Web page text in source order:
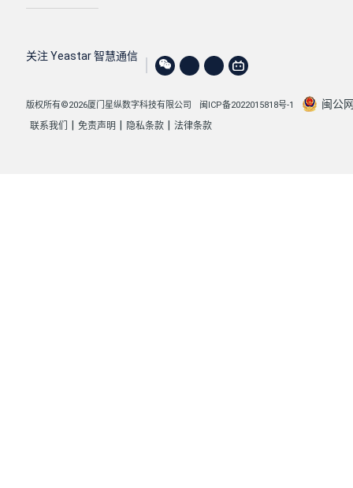
关注 Yeastar 智慧通信
版权所有©2026厦门星纵数字科技有限公司 闽ICP备2022015818号-1 闽公
联系我们 | 免责声明 | 隐私条款 | 法律条款